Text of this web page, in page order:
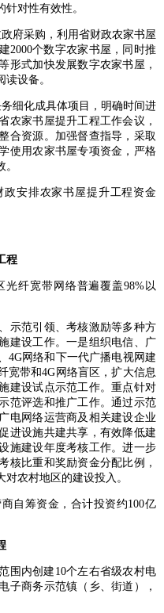
对性有效性。
采购，利用省财政农家书屋
2000个数字农家书屋，同时推
形式加快发展数字农家书屋，
设备。
化成具体项目，明确时间进
农家书屋提升工程工作会议，
合资源。加强督查指导，采取
使用农家书屋专项资金，严格
安排农家书屋提升工程资金
程
纤宽带网络普遍覆盖98%以
范引领、考核激励等多种方
建设工作。一是组织电信、广
4G网络和下一代广播电视网建
宽带和4G网络盲区，扩大信息
建设试点示范工作。重点针对
范评选和推广工作。通过示范
电网络运营商及相关建设企业
进设施共建共享，有效降低建
施建设年度考核工作。进一步
核比重和奖励资金分配比例，
农村地区的建设投入。
筹资金，合计投资约100亿
内创建10个左右省级农村电
子商务示范镇（乡、街道），